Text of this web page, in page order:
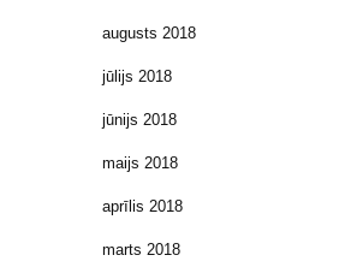
augusts 2018
jūlijs 2018
jūnijs 2018
maijs 2018
aprīlis 2018
marts 2018